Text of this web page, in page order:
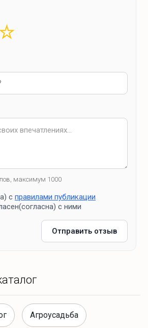
плита
рядом
★
максимум 1000
с правилами публикации
с ними
Отправить отзыв
Агроусадьба